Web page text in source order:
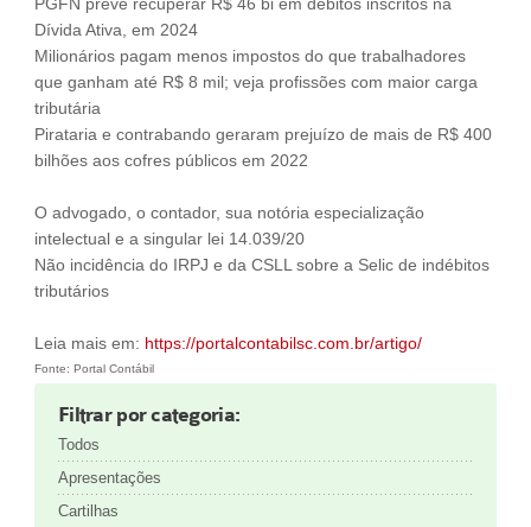
Dívida Ativa, em 2024
Milionários pagam menos impostos do que trabalhadores
que ganham até R$ 8 mil; veja profissões com maior carga
tributária
Pirataria e contrabando geraram prejuízo de mais de R$ 400
bilhões aos cofres públicos em 2022
O advogado, o contador, sua notória especialização
intelectual e a singular lei 14.039/20
Não incidência do IRPJ e da CSLL sobre a Selic de indébitos
tributários
Leia mais em: https://portalcontabilsc.com.br/artigo/
Fonte: Portal Contábil
Filtrar por categoria:
Todos
Apresentações
Cartilhas